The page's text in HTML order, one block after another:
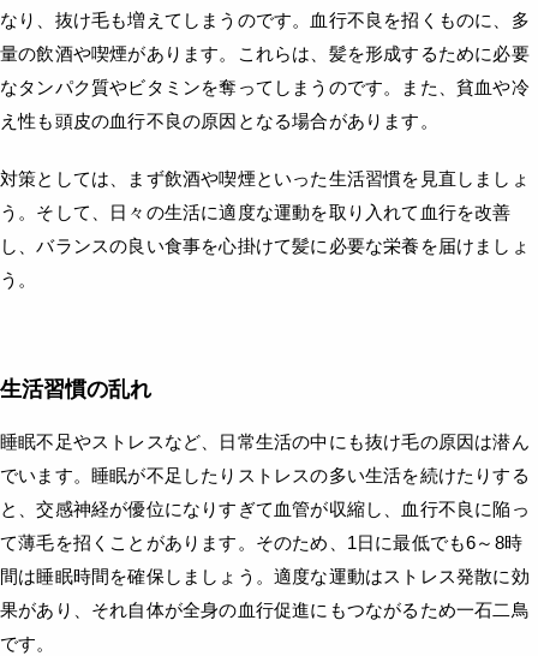
なり、抜け毛も増えてしまうのです。血行不良を招くものに、多
量の飲酒や喫煙があります。これらは、髪を形成するために必要
なタンパク質やビタミンを奪ってしまうのです。また、貧血や冷
え性も頭皮の血行不良の原因となる場合があります。
対策としては、まず飲酒や喫煙といった生活習慣を見直しましょ
う。そして、日々の生活に適度な運動を取り入れて血行を改善
し、バランスの良い食事を心掛けて髪に必要な栄養を届けましょ
う。
生活習慣の乱れ
睡眠不足やストレスなど、日常生活の中にも抜け毛の原因は潜ん
でいます。睡眠が不足したりストレスの多い生活を続けたりする
と、交感神経が優位になりすぎて血管が収縮し、血行不良に陥っ
て薄毛を招くことがあります。そのため、1日に最低でも6～8時
間は睡眠時間を確保しましょう。適度な運動はストレス発散に効
果があり、それ自体が全身の血行促進にもつながるため一石二鳥
です。